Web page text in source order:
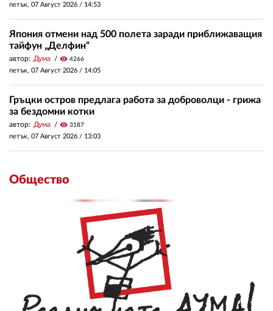
петък, 07 Август 2026 / 14:53
Япония отмени над 500 полета заради приближаващия
тайфун „Делфин“
автор: Дума visibility 4266
петък, 07 Август 2026 / 14:05
Гръцки остров предлага работа за доброволци - грижа
за бездомни котки
автор: Дума visibility 3187
петък, 07 Август 2026 / 13:03
Общество